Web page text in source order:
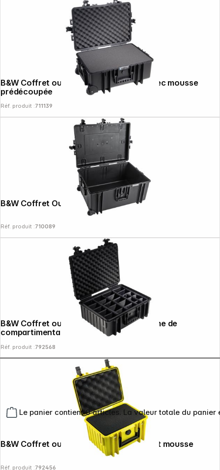
Le panier contient 0 articles. La valeur totale du panier
B&W Coffret outdoor type 6700 noir, avec mousse
prédécoupée
Réf. produit :711139
B&W Coffret Outdoor Type 7800
Réf. produit :710089
B&W Coffret outdoor 6000 noir + système de
compartimentage
Réf. produit :792568
B&W Coffret outdoor 2000 jaune + insert mousse
Réf. produit :792456